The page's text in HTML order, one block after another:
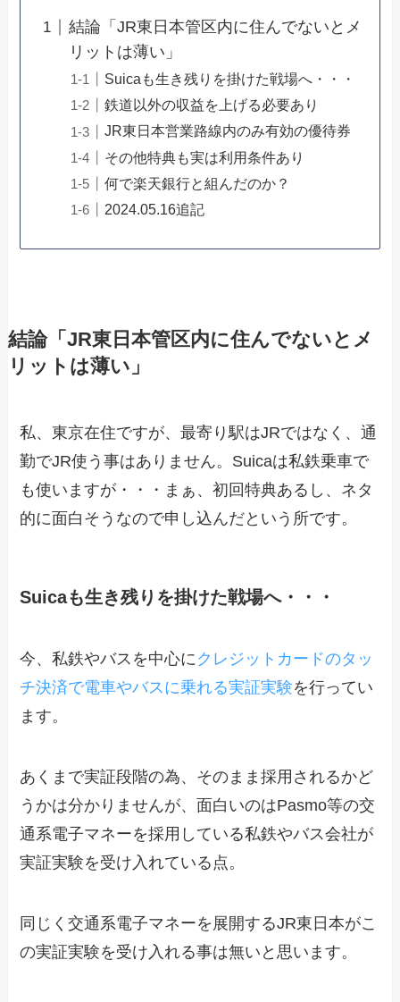
結論「JR東日本管区内に住んでないとメ
リットは薄い」
Suicaも生き残りを掛けた戦場へ・・・
鉄道以外の収益を上げる必要あり
JR東日本営業路線内のみ有効の優待券
その他特典も実は利用条件あり
何で楽天銀行と組んだのか？
2024.05.16追記
結論「JR東日本管区内に住んでないとメ
リットは薄い」
私、東京在住ですが、最寄り駅はJRではなく、通
勤でJR使う事はありません。Suicaは私鉄乗車で
も使いますが・・・まぁ、初回特典あるし、ネタ
的に面白そうなので申し込んだという所です。
Suicaも生き残りを掛けた戦場へ・・・
今、私鉄やバスを中心にクレジットカードのタッ
チ決済で電車やバスに乗れる実証実験を行ってい
ます。
あくまで実証段階の為、そのまま採用されるかど
うかは分かりませんが、面白いのはPasmo等の交
通系電子マネーを採用している私鉄やバス会社が
実証実験を受け入れている点。
同じく交通系電子マネーを展開するJR東日本がこ
の実証実験を受け入れる事は無いと思います。